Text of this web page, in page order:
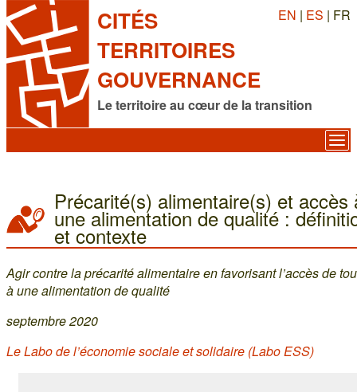
CITÉS
TERRITOIRES
GOUVERNANCE
Le territoire au cœur de la transition
EN | ES | FR
Précarité(s) alimentaire(s) et accès
une alimentation de qualité :
et contexte
Agir contre la précarité alimentaire en favorisant l’accès de
à une alimentation de qualité
septembre 2020
Le Labo de l’économie sociale et solidaire (Labo ESS)